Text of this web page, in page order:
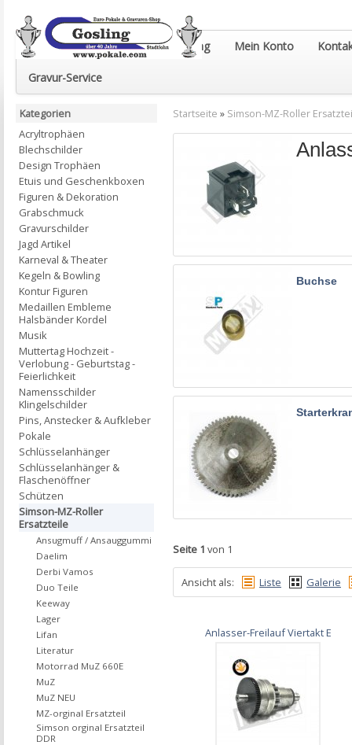
Euro-Pokale & Gravur-Shop Gosling Mein Konto
Gravur-Service
Startseite » Simson-MZ-Roller
Buchse
Seite 1 von 1
Ansicht als: Liste Galerie
Anlasser-Freilauf Viertakt E
Kategorien
Acryltrophäen
Blechschilder
Design Trophäen
Etuis und Geschenkboxen
Figuren & Dekoration
Grabschmuck
Gravurschilder
Jagd Artikel
Karneval & Theater
Kegeln & Bowling
Kontur Figuren
Medaillen Embleme
Halsbänder Kordel
Musik
Muttertag Hochzeit -
Verlobung - Geburtstag -
Feierlichkeit
Namensschilder
Klingelschilder
Pins, Anstecker & Aufkleber
Pokale
Schlüsselanhänger
Schlüsselanhänger &
Flaschenöffner
Schützen
Simson-MZ-Roller
Ersatzteile
Ansugmuff / Ansauggummi
Daelim
Derbi Vamos
Duo Teile
Keeway
Lager
Lifan
Literatur
Motorrad MuZ 660E
MuZ
MuZ NEU
MZ-orginal Ersatzteil
Simson orginal Ersatzteil
DDR